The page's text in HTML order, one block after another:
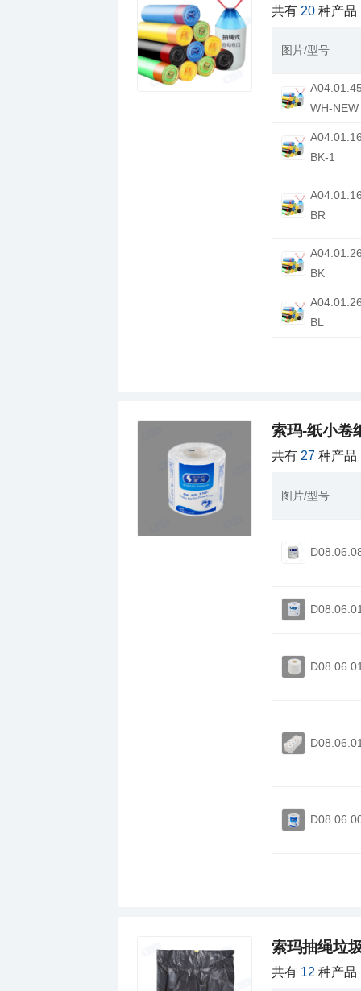
其他中式调料
共有 20 种产品
图片/型号
WH-NEW
BK-1
BR
BK
BL
索玛-纸小卷
共有 27 种产品
图片/型号
索玛抽绳垃
共有 12 种产品